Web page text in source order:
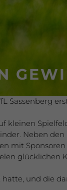
Sassenberg
kleinen
Neben
mit
und die